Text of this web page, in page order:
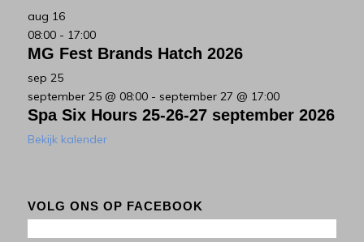
aug 16
08:00- 17:00
MG Fest Brands Hatch 2026
sep 25
september 25 @ 08:00- september 27 @ 17:00
Spa Six Hours 25-26-27 september 2026
Bekijk kalender
VOLG ONS OP FACEBOOK